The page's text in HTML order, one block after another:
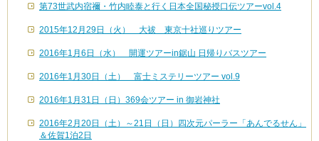
第73世武内宿禰・竹内睦泰と行く日本全国秘授口伝ツアーvol.4
2015年12月29日（火） 大祓 東京十社巡りツアー
2016年1月6日（水） 開運ツアーin鋸山 日帰りバスツアー
2016年1月30日（土） 富士ミステリーツアー vol.9
2016年1月31日（日）369会ツアー in 御岩神社
2016年2月20日（土）～21日（日）四次元パーラー「あんでるせん」
＆佐賀1泊2日